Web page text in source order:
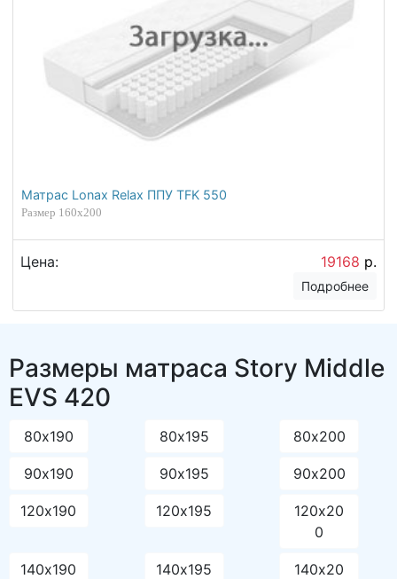
Матрас Lonax Relax ППУ TFK 550
Размер 160х200
Цена: 19168 р.
Подробнее
Размеры матраса Story Middle
EVS 420
80х190 80х195 80х200
90х190 90х195 90х200
120х190 120х195
120х20
0
140х190 140х195
140х20